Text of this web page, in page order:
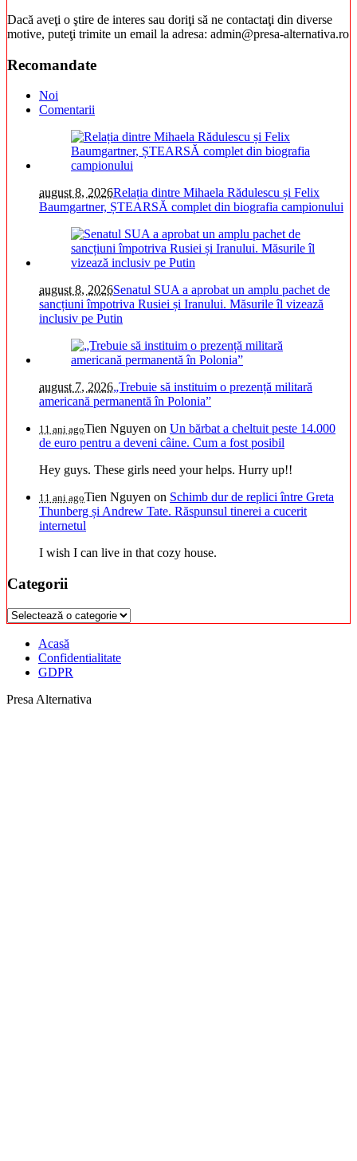
Dacă aveţi o ştire de interes sau doriţi să ne contactaţi din diverse
motive, puteţi trimite un email la adresa: admin@presa-alternativa.ro
Recomandate
Noi
Comentarii
august 8, 2026Relația dintre Mihaela Rădulescu și Felix
Baumgartner, ȘTEARSĂ complet din biografia campionului
august 8, 2026Senatul SUA a aprobat un amplu pachet de
sancțiuni împotriva Rusiei și Iranului. Măsurile îl vizează
inclusiv pe Putin
august 7, 2026„Trebuie să instituim o prezență militară
americană permanentă în Polonia”
11 ani agoTien Nguyen on Un bărbat a cheltuit peste 14.000
de euro pentru a deveni câine. Cum a fost posibil
Hey guys. These girls need your helps. Hurry up!!
11 ani agoTien Nguyen on Schimb dur de replici între Greta
Thunberg și Andrew Tate. Răspunsul tinerei a cucerit
internetul
I wish I can live in that cozy house.
Categorii
Categorii
Acasă
Confidentialitate
GDPR
Presa Alternativa